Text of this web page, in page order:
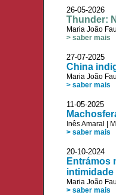
26-05-
Thunder:
Maria João
> saber mais
27-07-2025
China
Maria João
> saber mais
11-05-2025
Inês Amaral
> saber mais
20-10-
Entrámos
intimidade
Maria João
> saber mais